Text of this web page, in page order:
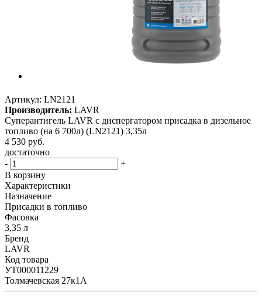
Артикул: LN2121
Производитель: LAVR
Суперантигель LAVR с диспергатором присадка в дизельное
топливо (на 6 700л) (LN2121) 3,35л
4 530 руб.
достаточно
-
+
В корзину
Характеристики
Назначение
Присадки в топливо
Фасовка
3,35 л
Бренд
LAVR
Код товара
УТ000011229
Толмачевская 27к1А